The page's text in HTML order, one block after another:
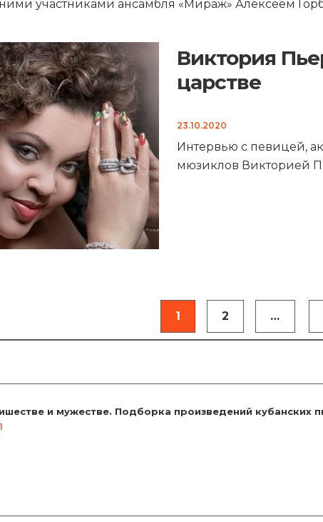
участниками ансамбля «Мираж» Алексеем
Виктория
царстве
23.10.2020
Интервью с певицей,
мюзиклов Викторией
1 2 …
и мужестве. Подборка произведений кубанских